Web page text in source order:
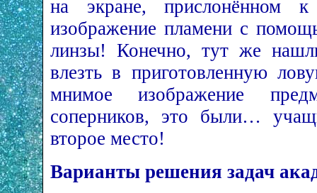
на экране, прислонённом к
изображение пламени с
линзы! Конечно, тут же
влезть в приготовленную
мнимое изображение
соперников, это были…
второе место!
Варианты решения задач